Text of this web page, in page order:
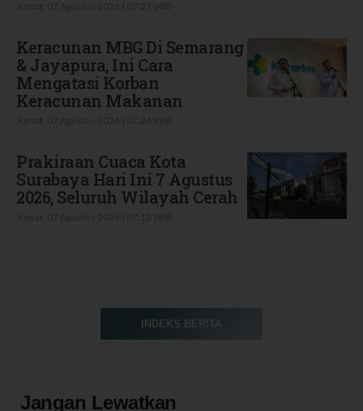
Keracunan MBG Di Semarang
& Jayapura, Ini Cara
Mengatasi Korban
Keracunan Makanan
Prakiraan Cuaca Kota
Surabaya Hari Ini 7 Agustus
2026, Seluruh Wilayah Cerah
INDEKS BERITA
Jangan Lewatkan